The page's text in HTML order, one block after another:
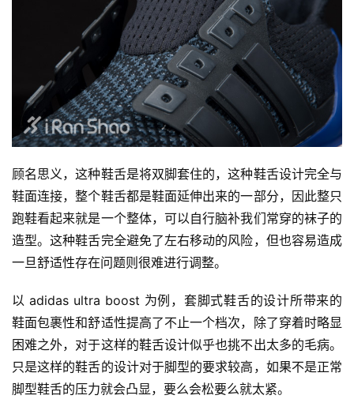
顾名思义，这种鞋舌是将双脚套住的，这种鞋舌设计完全与
鞋面连接，整个鞋舌都是鞋面延伸出来的一部分，因此整只
跑鞋看起来就是一个整体，可以自行脑补我们常穿的袜子的
造型。这种鞋舌完全避免了左右移动的风险，但也容易造成
一旦舒适性存在问题则很难进行调整。
以 adidas ultra boost 为例，套脚式鞋舌的设计所带来的
鞋面包裹性和舒适性提高了不止一个档次，除了穿着时略显
困难之外，对于这样的鞋舌设计似乎也挑不出太多的毛病。
只是这样的鞋舌的设计对于脚型的要求较高，如果不是正常
脚型鞋舌的压力就会凸显，要么会松要么就太紧。